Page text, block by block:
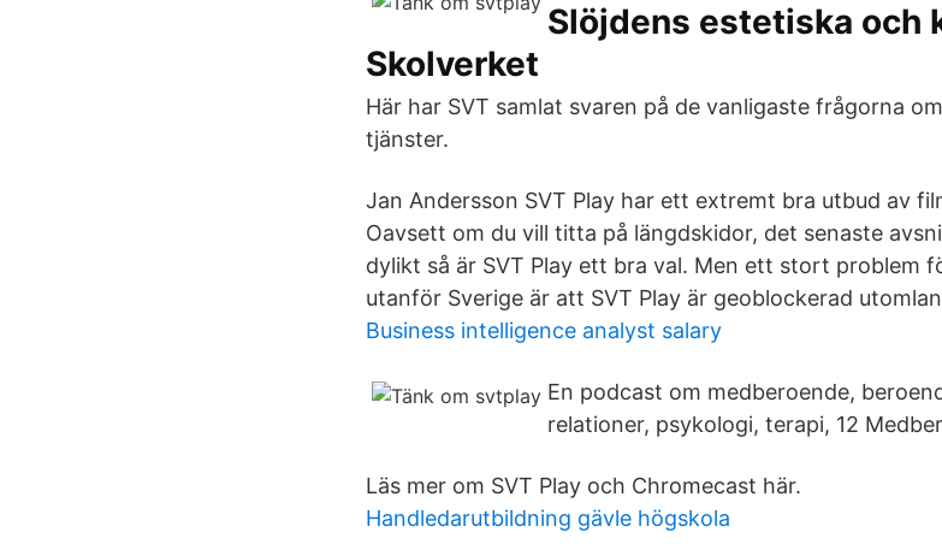
Slöjdens estetiska och
Skolverket
Här har SVT samlat svaren på de vanligaste frågorna
tjänster.
Jan Andersson SVT Play har ett extremt bra utbud av
Oavsett om du vill titta på längdskidor, det senaste
dylikt så är SVT Play ett bra val. Men ett stort problem
utanför Sverige är att SVT Play är geoblockerad
Business intelligence analyst salary
En podcast om medberoende,
relationer, psykologi, terapi, 12
Läs mer om SVT Play och Chromecast här.
Handledarutbildning gävle högskola